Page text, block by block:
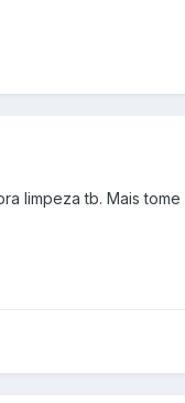
limpeza tb. Mais